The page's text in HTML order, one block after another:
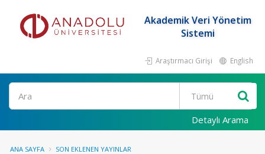
Akademik Veri Yönetim
Sistemi
Araştırmacı Girişi English
Ara
Detaylı Arama
ANA SAYFA SON EKLENEN YAYINLAR